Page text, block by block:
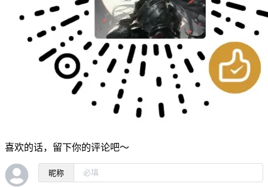
喜欢的话，留下你的评论吧～
昵称